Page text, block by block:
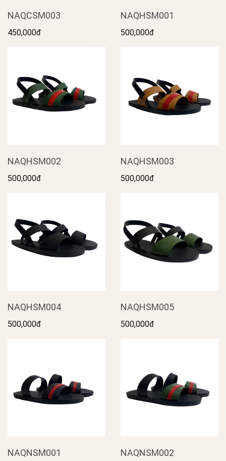
NAQCSM003
450,000đ
NAQHSM001
500,000đ
NAQHSM002
500,000đ
NAQHSM003
500,000đ
NAQHSM004
500,000đ
NAQHSM005
500,000đ
NAQNSM001 NAQNSM002